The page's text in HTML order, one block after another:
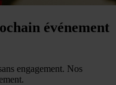
événement
engagement. Nos